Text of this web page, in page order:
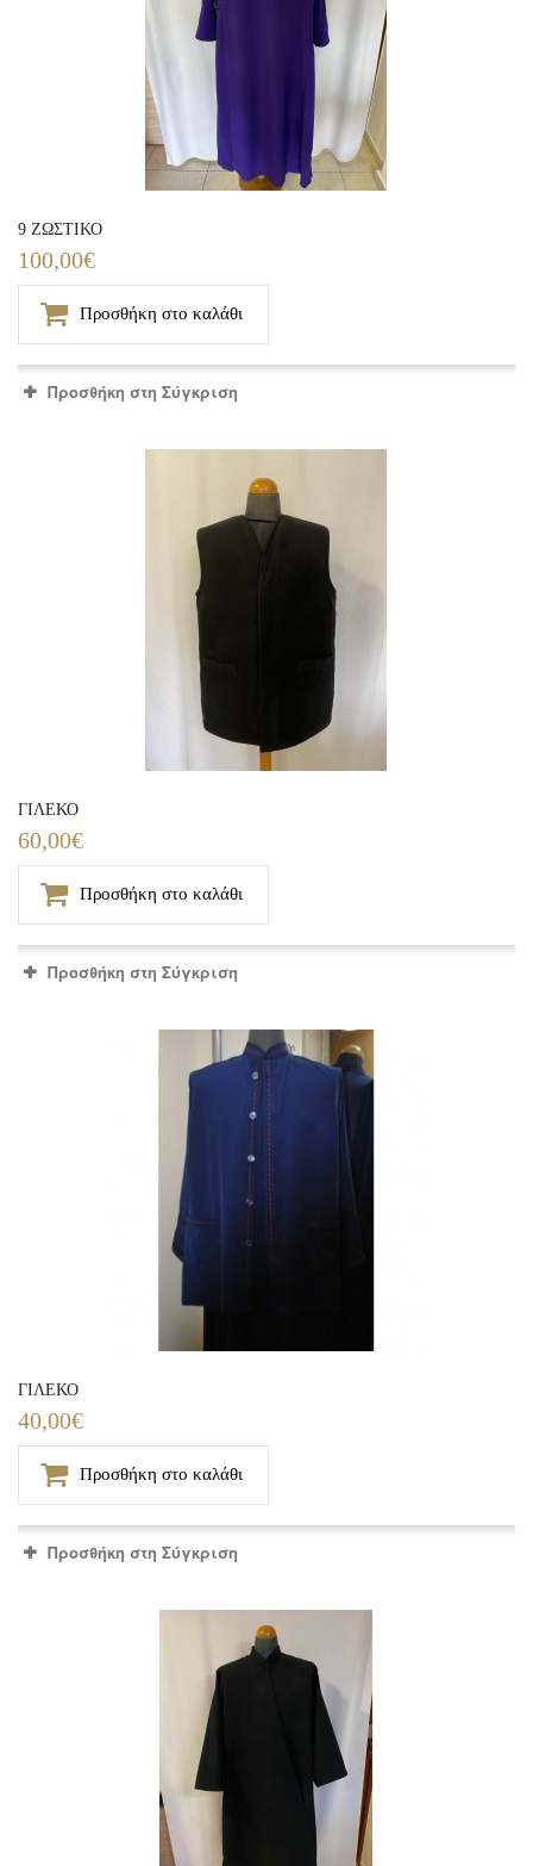
9 ΖΩΣΤΙΚΟ
100,00€
Προσθήκη στο καλάθι
Προσθήκη στη Σύγκριση
ΓΙΛΕΚΟ
60,00€
Προσθήκη στο καλάθι
Προσθήκη στη Σύγκριση
ΓΙΛΕΚΟ
40,00€
Προσθήκη στο καλάθι
Προσθήκη στη Σύγκριση